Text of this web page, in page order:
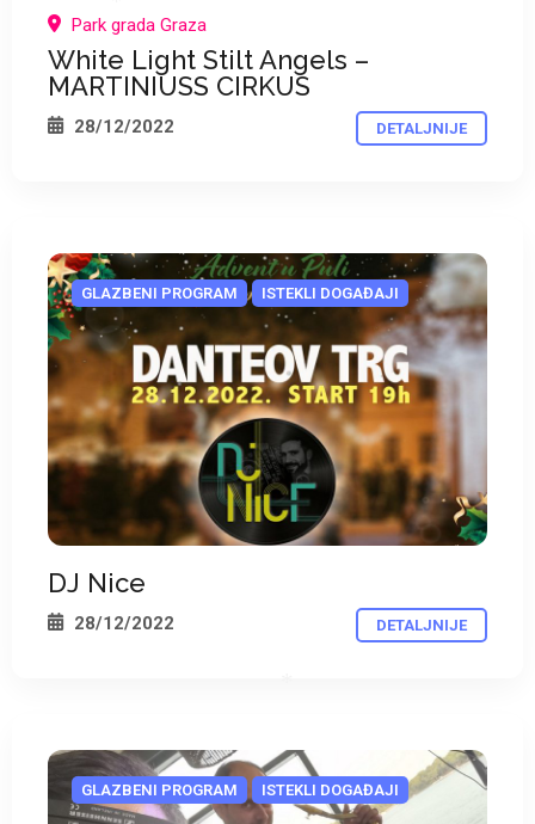
Park grada Graza
White Light Stilt Angels –
MARTINIUSS CIRKUS
28/12/2022 DETALJNIJE
GLAZBENI PROGRAM ISTEKLI DOGAĐAJI
DJ Nice
28/12/2022 DETALJNIJE
GLAZBENI PROGRAM ISTEKLI DOGAĐAJI
*
*